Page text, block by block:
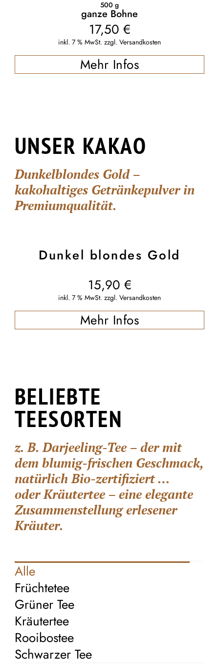
500 g
ganze Bohne
17,50 €
inkl. 7 % MwSt. zzgl. Versandkosten
Mehr Infos
UNSER KAKAO
Dunkelblondes Gold –
kakohaltiges Getränkepulver in
Premiumqualität.
Dunkel blondes Gold
15,90 €
inkl. 7 % MwSt. zzgl. Versandkosten
Mehr Infos
BELIEBTE
TEESORTEN
z. B. Darjeeling-Tee – der mit
dem blumig-frischen Geschmack,
natürlich Bio-zertifiziert …
oder Kräutertee – eine elegante
Zusammenstellung erlesener
Kräuter.
Alle
Früchtetee
Grüner Tee
Kräutertee
Rooibostee
Schwarzer Tee